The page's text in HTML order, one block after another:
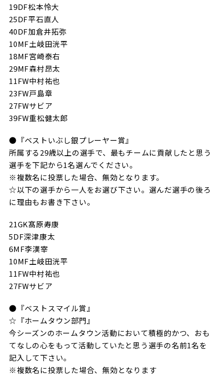
19DF松本怜大
25DF平石直人
40DF加倉井拓弥
10MF土岐田洸平
18MF宮崎泰右
29MF森村昂太
11FW中村祐也
23FW戸島章
27FWサビア
39FW重松健太郎
●『ベストいぶし銀プレーヤー賞』
所属する29歳以上の選手で、最もチームに貢献したと思う
選手を下記から1名選んでください。
※複数名に投票した場合、無効となります。
☆以下の選手から一人をお選び下さい。選んだ選手の後ろ
に理由もお書き下さい。
21GK髙原寿康
5DF深津康太
6MF李漢宰
10MF土岐田洸平
11FW中村祐也
27FWサビア
●『ベストスマイル賞』
☆『ホームタウン部門』
今シーズンのホームタウン活動において積極的かつ、おも
てなしの心をもって活動していたと思う選手の名前1名を
記入して下さい。
※複数名に投票した場合、無効となります